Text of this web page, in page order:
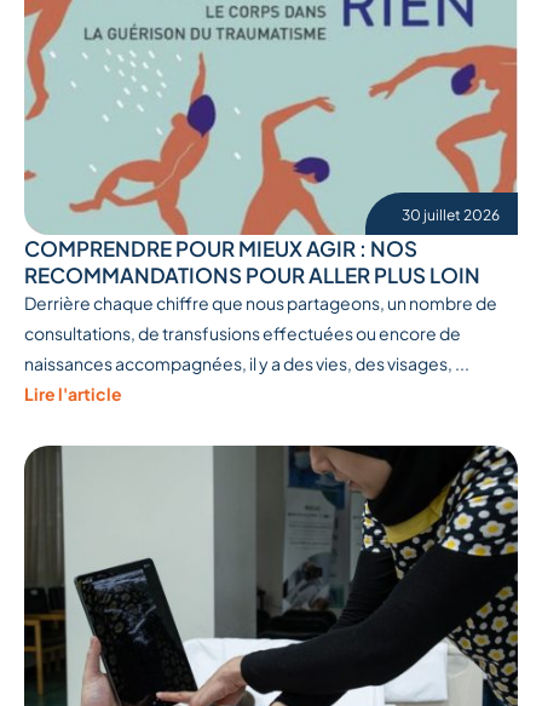
30 juillet 2026
COMPRENDRE POUR MIEUX AGIR : NOS
RECOMMANDATIONS POUR ALLER PLUS LOIN
Derrière chaque chiffre que nous partageons, un nombre de
consultations, de transfusions effectuées ou encore de
naissances accompagnées, il y a des vies, des visages, ...
Lire l'article